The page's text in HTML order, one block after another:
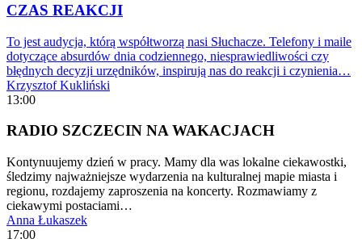
CZAS REAKCJI
To jest audycja, którą współtworzą nasi Słuchacze. Telefony i maile
dotyczące absurdów dnia codziennego, niesprawiedliwości czy
błędnych decyzji urzędników, inspirują nas do reakcji i czynienia…
Krzysztof Kukliński
13:00
RADIO SZCZECIN NA WAKACJACH
Kontynuujemy dzień w pracy. Mamy dla was lokalne ciekawostki,
śledzimy najważniejsze wydarzenia na kulturalnej mapie miasta i
regionu, rozdajemy zaproszenia na koncerty. Rozmawiamy z
ciekawymi postaciami…
Anna Łukaszek
17:00